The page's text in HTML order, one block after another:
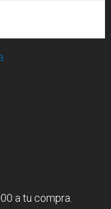
a tu compra.